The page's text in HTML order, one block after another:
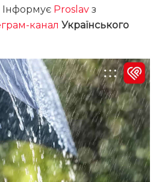
Інформує Proslav з
канал Українського